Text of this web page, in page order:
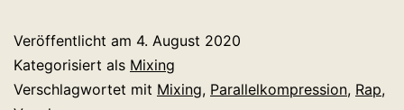
abmischen
Veröffentlicht am 4. August 2020
Kategorisiert als Mixing
Verschlagwortet mit Mixing, Parallelkompression, Rap,